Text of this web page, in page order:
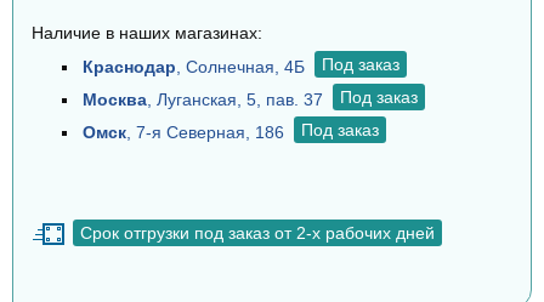
Наличие в наших магазинах:
Краснодар , Солнечная, 4Б
Под заказ
Москва , Луганская, 5, пав. 37
Под заказ
Омск , 7-я Северная, 186 Под заказ
Срок отгрузки под заказ от 2-х рабочих дней